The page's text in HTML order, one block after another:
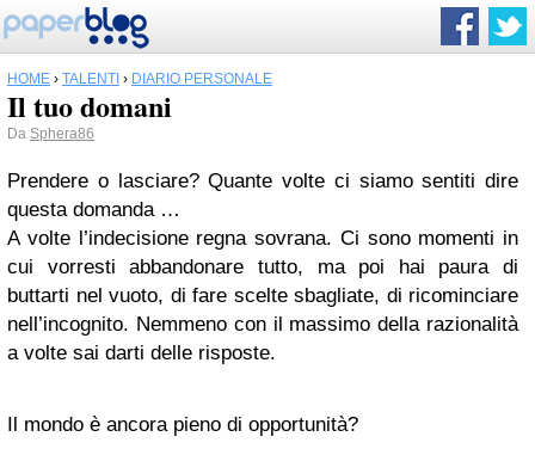
HOME › TALENTI › DIARIO PERSONALE
Il tuo domani
Da Sphera86
Prendere o lasciare? Quante volte ci siamo sentiti dire
questa domanda …
A volte l’indecisione regna sovrana. Ci sono momenti in
cui vorresti abbandonare tutto, ma poi hai paura di
buttarti nel vuoto, di fare scelte sbagliate, di ricominciare
nell’incognito. Nemmeno con il massimo della razionalità
a volte sai darti delle risposte.
Il mondo è ancora pieno di opportunità?